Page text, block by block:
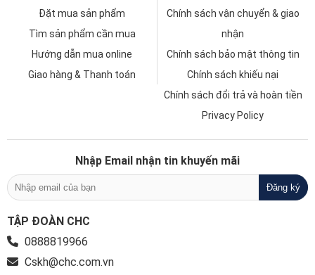
Đặt mua sản phẩm
Tìm sản phẩm cần mua
Hướng dẫn mua online
Giao hàng & Thanh toán
Chính sách vận chuyển & giao
nhận
Chính sách bảo mật thông tin
Chính sách khiếu nại
Chính sách đổi trả và hoàn tiền
Privacy Policy
Nhập Email nhận tin khuyến mãi
TẬP ĐOÀN CHC
0888819966
Cskh@chc.com.vn